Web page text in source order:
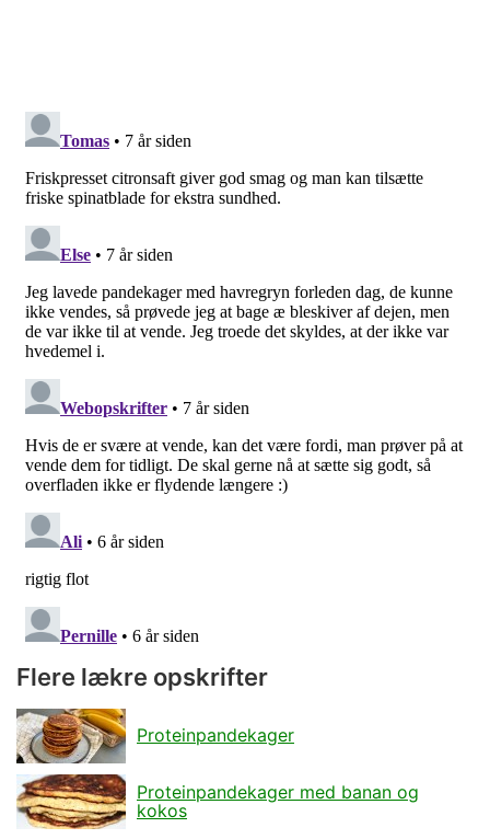
Flere lækre opskrifter
Proteinpandekager
Proteinpandekager med banan og
kokos